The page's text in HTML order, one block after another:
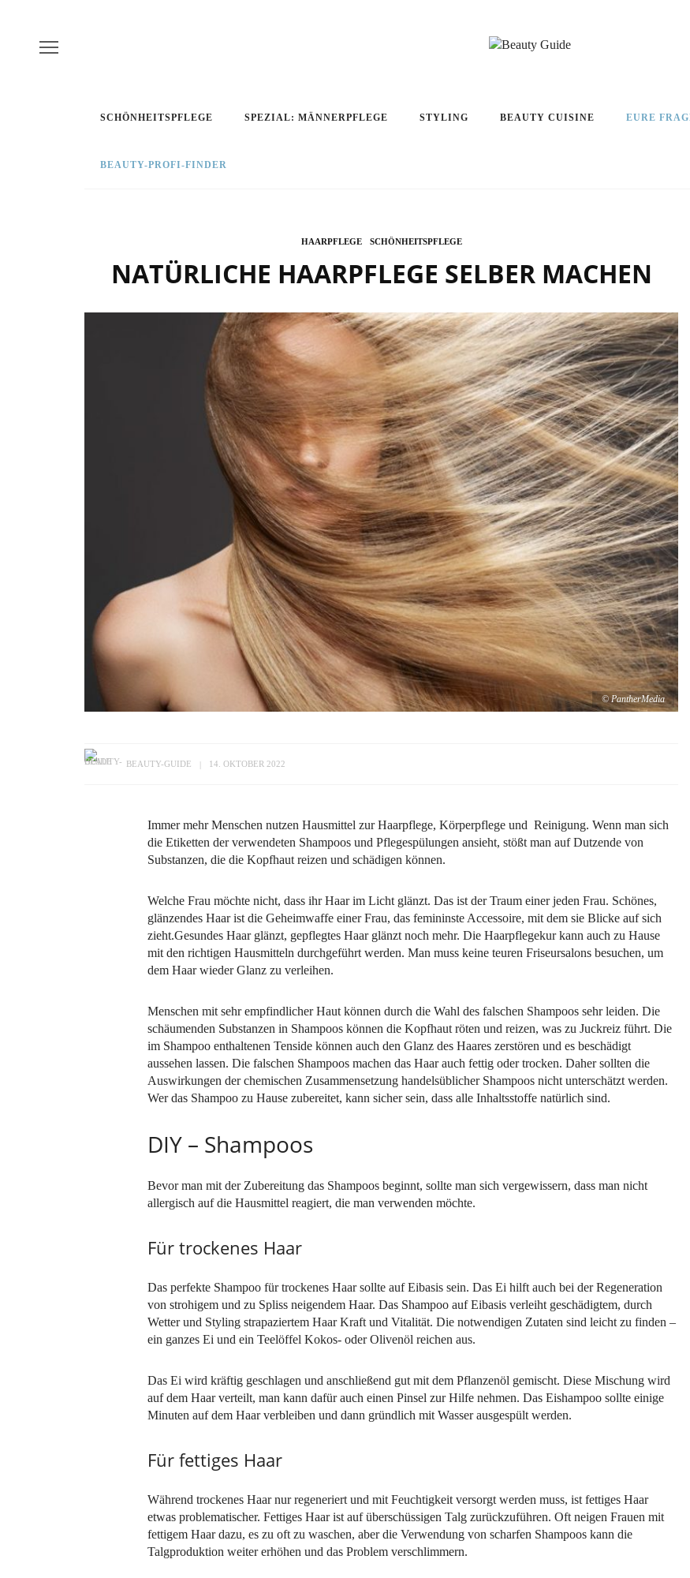
SCHÖNHEITSPFLEGE SPEZIAL: MÄNNERPFLEGE STYLING BEAUTY CUISINE EURE
BEAUTY-PROFI-FINDER
HAARPFLEGE SCHÖNHEITSPFLEGE
NATÜRLICHE HAARPFLEGE SELBER MACHEN
© PantherMedia
BEAUTY-GUIDE 14. OKTOBER 2022
Immer mehr Menschen nutzen Hausmittel zur Haarpflege, Körperpflege und Reinigung. Wenn man sich
die Etiketten der verwendeten Shampoos und Pflegespülungen ansieht, stößt man auf Dutzende von
Substanzen, die die Kopfhaut reizen und schädigen können.
Welche Frau möchte nicht, dass ihr Haar im Licht glänzt. Das ist der Traum einer jeden Frau. Schönes,
glänzendes Haar ist die Geheimwaffe einer Frau, das femininste Accessoire, mit dem sie Blicke auf sich
zieht.Gesundes Haar glänzt, gepflegtes Haar glänzt noch mehr. Die Haarpflegekur kann auch zu Hause
mit den richtigen Hausmitteln durchgeführt werden. Man muss keine teuren Friseursalons besuchen, um
dem Haar wieder Glanz zu verleihen.
Menschen mit sehr empfindlicher Haut können durch die Wahl des falschen Shampoos sehr leiden. Die
schäumenden Substanzen in Shampoos können die Kopfhaut röten und reizen, was zu Juckreiz führt. Die
im Shampoo enthaltenen Tenside können auch den Glanz des Haares zerstören und es beschädigt
aussehen lassen. Die falschen Shampoos machen das Haar auch fettig oder trocken. Daher sollten die
Auswirkungen der chemischen Zusammensetzung handelsüblicher Shampoos nicht unterschätzt werden.
Wer das Shampoo zu Hause zubereitet, kann sicher sein, dass alle Inhaltsstoffe natürlich sind.
DIY – Shampoos
Bevor man mit der Zubereitung das Shampoos beginnt, sollte man sich vergewissern, dass man nicht
allergisch auf die Hausmittel reagiert, die man verwenden möchte.
Für trockenes Haar
Das perfekte Shampoo für trockenes Haar sollte auf Eibasis sein. Das Ei hilft auch bei der Regeneration
von strohigem und zu Spliss neigendem Haar. Das Shampoo auf Eibasis verleiht geschädigtem, durch
Wetter und Styling strapaziertem Haar Kraft und Vitalität. Die notwendigen Zutaten sind leicht zu finden –
ein ganzes Ei und ein Teelöffel Kokos- oder Olivenöl reichen aus.
Das Ei wird kräftig geschlagen und anschließend gut mit dem Pflanzenöl gemischt. Diese Mischung wird
auf dem Haar verteilt, man kann dafür auch einen Pinsel zur Hilfe nehmen. Das Eishampoo sollte einige
Minuten auf dem Haar verbleiben und dann gründlich mit Wasser ausgespült werden.
Für fettiges Haar
Während trockenes Haar nur regeneriert und mit Feuchtigkeit versorgt werden muss, ist fettiges Haar
etwas problematischer. Fettiges Haar ist auf überschüssigen Talg zurückzuführen. Oft neigen Frauen mit
fettigem Haar dazu, es zu oft zu waschen, aber die Verwendung von scharfen Shampoos kann die
Talgproduktion weiter erhöhen und das Problem verschlimmern.